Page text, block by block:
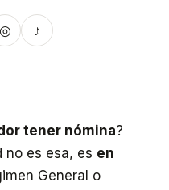
◎ ♪
tener nómina?
no es esa, es en
General o